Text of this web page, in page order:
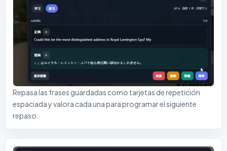
Repasa las frases guardadas como tarjetas de repetición
espaciada y valora cada una para programar el siguiente
repaso.